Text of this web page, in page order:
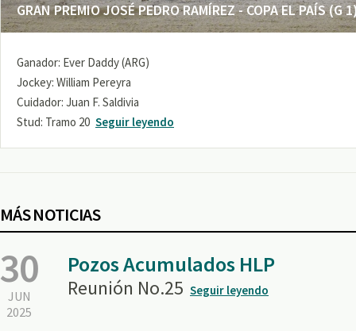
GRAN PREMIO JOSÉ PEDRO RAMÍREZ - COPA EL PAÍS (G
Ganador: Ever Daddy (ARG)
Jockey: William Pereyra
Cuidador: Juan F. Saldivia
Stud: Tramo 20 Seguir leyendo
MÁS NOTICIAS
30
JUN
2025
Pozos Acumulados HLP
Reunión No.25 Seguir leyendo